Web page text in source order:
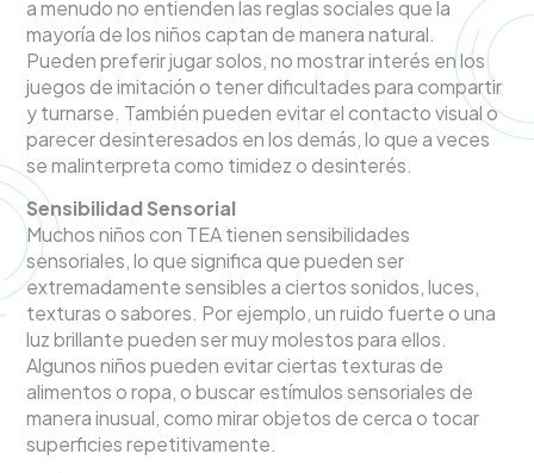
a menudo no entienden las reglas sociales que la
mayoría de los niños captan de manera natural.
Pueden preferir jugar solos, no mostrar interés en los
juegos de imitación o tener dificultades para compartir
y turnarse. También pueden evitar el contacto visual o
parecer desinteresados en los demás, lo que a veces
se malinterpreta como timidez o desinterés.
Sensibilidad Sensorial
Muchos niños con TEA tienen sensibilidades
sensoriales, lo que significa que pueden ser
extremadamente sensibles a ciertos sonidos, luces,
texturas o sabores. Por ejemplo, un ruido fuerte o una
luz brillante pueden ser muy molestos para ellos.
Algunos niños pueden evitar ciertas texturas de
alimentos o ropa, o buscar estímulos sensoriales de
manera inusual, como mirar objetos de cerca o tocar
superficies repetitivamente.